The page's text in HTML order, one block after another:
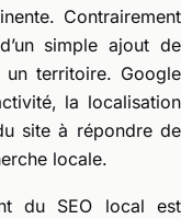
Contrairement
simple ajout de
territoire. Google
la localisation
site à répondre de
locale.
du SEO local est